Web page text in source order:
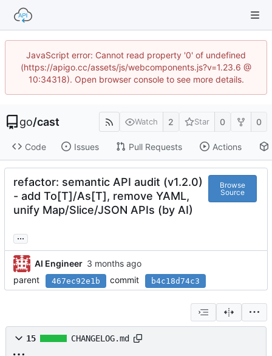
JavaScript error: Cannot read property '0' of undefined
(https://apigo.cc/assets/js/webcomponents.js?v=1.23.6 @
10:34318). Open browser console to see more details.
go/cast Watch 2 Star 0 0
Code Issues Pull Requests Actions
refactor: semantic API audit (v1.2.0)
- add To[T]/As[T], remove YAML,
unify Map/Slice/JSON APIs (by AI)
Browse
Source
...
AI Engineer
parent
467ec92e1b commit b4c18d74c3
15 CHANGELOG.md